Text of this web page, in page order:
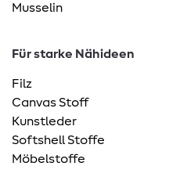
Musselin
Für starke Nähideen
Filz
Canvas Stoff
Kunstleder
Softshell Stoffe
Möbelstoffe